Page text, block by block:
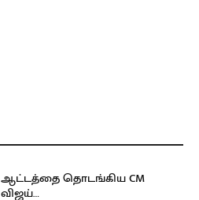
ஆட்டத்தை தொடங்கிய CM
விஜய்…